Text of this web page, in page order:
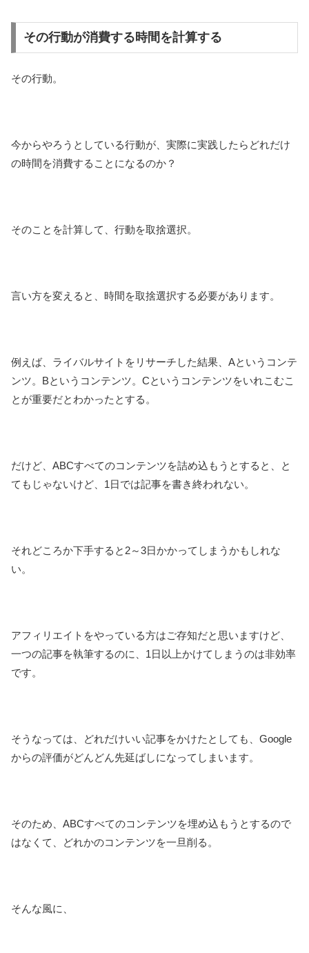
その行動が消費する時間を計算する
その行動。
今からやろうとしている行動が、実際に実践したらどれだけ
の時間を消費することになるのか？
そのことを計算して、行動を取捨選択。
言い方を変えると、時間を取捨選択する必要があります。
例えば、ライバルサイトをリサーチした結果、Aというコンテ
ンツ。Bというコンテンツ。Cというコンテンツをいれこむこ
とが重要だとわかったとする。
だけど、ABCすべてのコンテンツを詰め込もうとすると、と
てもじゃないけど、1日では記事を書き終われない。
それどころか下手すると2～3日かかってしまうかもしれな
い。
アフィリエイトをやっている方はご存知だと思いますけど、
一つの記事を執筆するのに、1日以上かけてしまうのは非効率
です。
そうなっては、どれだけいい記事をかけたとしても、Google
からの評価がどんどん先延ばしになってしまいます。
そのため、ABCすべてのコンテンツを埋め込もうとするので
はなくて、どれかのコンテンツを一旦削る。
そんな風に、